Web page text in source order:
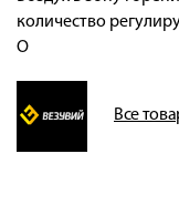
количество
О
Все